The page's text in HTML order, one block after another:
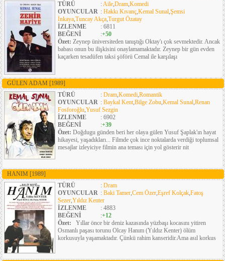
TÜRÜ
:Aile,Dram,Komedi
OYUNCULAR : Hakkı Kıvanç,Kemal Sunal,Şemsi
İnkaya,Tuncay Akça,Turgut Özatay
İZLENME
: 6811
BEĞENİ
:+50
Özet: Zeynep üniversiteden tanıştığı Oktay'ı çok sevmektedir. Ancak
babası onun bu ilişkisini onaylamamaktadır. Zeynep bir gün evden
kaçarken tesadüfen taksi şöförü Cemal ile karşılaşı
GÜLEN ADAM [1989]
TÜRÜ
: Dram,Komedi,Romantik
OYUNCULAR : Baykal Kent,Bilge Zobu,Kemal Sunal,Renan
Fosforoğlu,Yusuf Sezgin
İZLENME
: 6902
BEĞENİ
:+39
Özet: Doğdugu günden beri her olaya gülen Yusuf Şaplak'ın hayat
hikayesi, yaşadıkları... Filmde çok ince noktalarda verdiği toplumsal
mesajlar izleyiciye filmin ana teması için yol gösterir nit
HANIM [1989]
TÜRÜ
: Dram
OYUNCULAR : Baki Tamer,Cem Özer,Eşref Kolçak,Fatoş
Sezer,Yıldız Kenter
İZLENME
: 4883
BEĞENİ
:+12
Özet:
Yıllar önce bir deniz kazasında yüzbaşı kocasını yitiren
Osmanlı paşası torunu Olcay Hanım (Yıldız Kenter) ölüm
korkusuyla yaşamaktadır. Çünkü rahim kanseridir.Ama asıl korkus